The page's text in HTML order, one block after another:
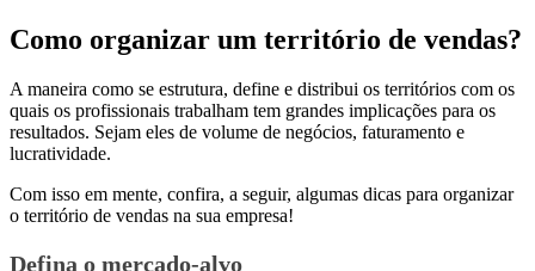
Como organizar um território de vendas?
A maneira como se estrutura, define e distribui os territórios com os
quais os profissionais trabalham tem grandes implicações para os
resultados. Sejam eles de volume de negócios, faturamento e
lucratividade.
Com isso em mente, confira, a seguir, algumas dicas para organizar
o território de vendas na sua empresa!
Defina o mercado-alvo